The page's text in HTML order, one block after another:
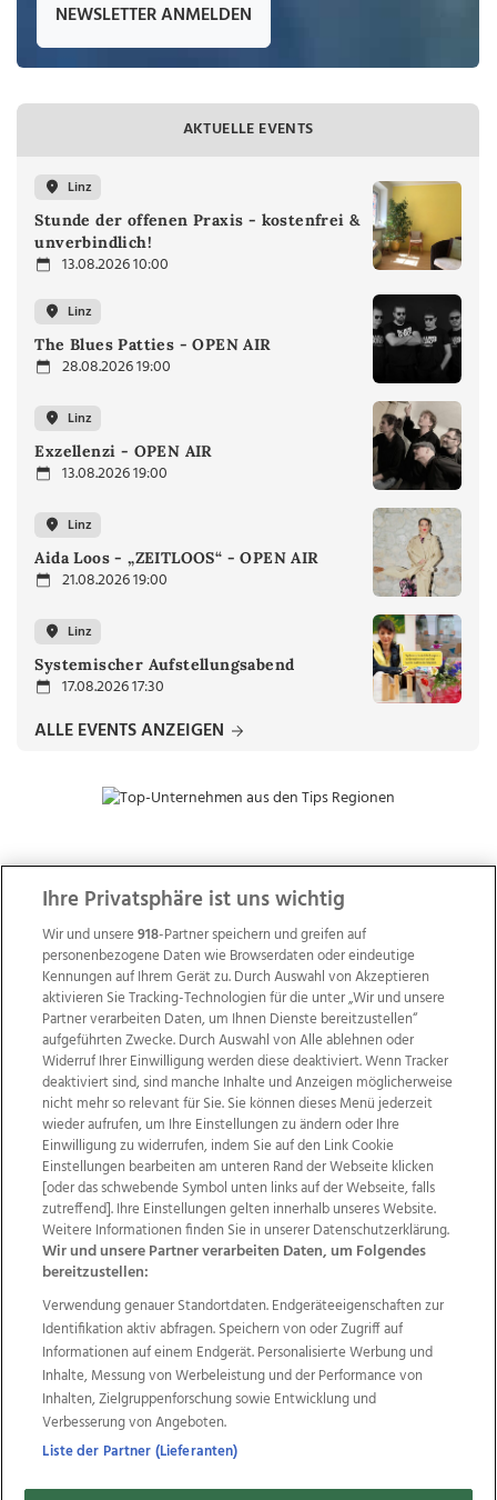
NEWSLETTER ANMELDEN
AKTUELLE EVENTS
Linz
Stunde der offenen Praxis - kostenfrei &
unverbindlich!
13.08.2026 10:00
Linz
The Blues Patties - OPEN AIR
28.08.2026 19:00
Linz
Exzellenzi - OPEN AIR
13.08.2026 19:00
Linz
Aida Loos - „ZEITLOOS“ - OPEN AIR
21.08.2026 19:00
Linz
Systemischer Aufstellungsabend
17.08.2026 17:30
ALLE EVENTS ANZEIGEN
ZUR NACHRICHTENÜBERSICHT
Wir über uns Mediadaten Kontakt
Jobs
Datenschutz
Impressum
AGB Anzeigekunden
AGB Website
Ehrenkodex Politische Werbung
Weitere Angebote des Medienhauses Wimmer
TV1 di-mog-i.at OÖNow
Ischler Woche
Life Radio
OÖNachrichten
OÖN Immobilien
OÖN Karriere
OÖN Reise
Promenaden Galerien
Regionaljobs
wasistlos.at
Ihre Privatsphäre ist uns wichtig
Wir und unsere918-Partner speichern und greifen auf
personenbezogene Daten wie Browserdaten oder eindeutige
Kennungen auf Ihrem Gerät zu. Durch Auswahl von Akzeptieren
aktivieren Sie Tracking-Technologien für die unter „Wir und unsere
Partner verarbeiten Daten, um Ihnen Dienste bereitzustellen“
aufgeführten Zwecke. Durch Auswahl von Alle ablehnen oder
Widerruf Ihrer Einwilligung werden diese deaktiviert. Wenn Tracker
deaktiviert sind, sind manche Inhalte und Anzeigen möglicherweise
nicht mehr so relevant für Sie. Sie können dieses Menü jederzeit
wieder aufrufen, um Ihre Einstellungen zu ändern oder Ihre
Einwilligung zu widerrufen, indem Sie auf den Link Cookie
Einstellungen bearbeiten am unteren Rand der Webseite klicken
[oder das schwebende Symbol unten links auf der Webseite, falls
zutreffend]. Ihre Einstellungen gelten innerhalb unseres Website.
Weitere Informationen finden Sie in unserer Datenschutzerklärung.
Wir und unsere Partner verarbeiten Daten, um Folgendes
bereitzustellen:
Verwendung genauer Standortdaten. Endgeräteeigenschaften zur
Identifikation aktiv abfragen. Speichern von oder Zugriff auf
Informationen auf einem Endgerät. Personalisierte Werbung und
Inhalte, Messung von Werbeleistung und der Performance von
Inhalten, Zielgruppenforschung sowie Entwicklung und
Verbesserung von Angeboten.
Liste der Partner (Lieferanten)